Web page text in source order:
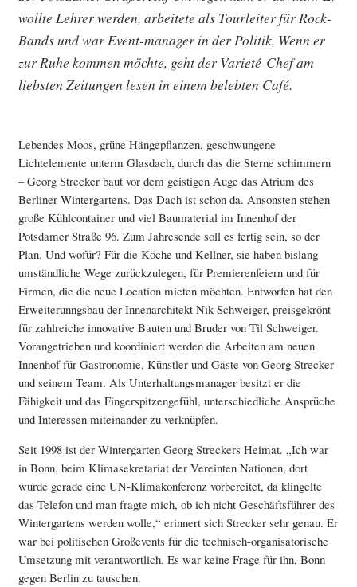
wollte Lehrer werden, arbeitete als Tourleiter für Rock-
Bands und war Event-manager in der Politik. Wenn er
zur Ruhe kommen möchte, geht der Varieté-Chef am
liebsten Zeitungen lesen in einem belebten Café.
Lebendes Moos, grüne Hängepflanzen, geschwungene
Lichtelemente unterm Glasdach, durch das die Sterne schimmern
– Georg Strecker baut vor dem geistigen Auge das Atrium des
Berliner Wintergartens. Das Dach ist schon da. Ansonsten stehen
große Kühlcontainer und viel Baumaterial im Innenhof der
Potsdamer Straße 96. Zum Jahresende soll es fertig sein, so der
Plan. Und wofür? Für die Köche und Kellner, sie haben bislang
umständliche Wege zurückzulegen, für Premierenfeiern und für
Firmen, die die neue Location mieten möchten. Entworfen hat den
Erweiterunngsbau der Innenarchitekt Nik Schweiger, preisgekrönt
für zahlreiche innovative Bauten und Bruder von Til Schweiger.
Vorangetrieben und koordiniert werden die Arbeiten am neuen
Innenhof für Gastronomie, Künstler und Gäste von Georg Strecker
und seinem Team. Als Unterhaltungsmanager besitzt er die
Fähigkeit und das Fingerspitzengefühl, unterschiedliche Ansprüche
und Interessen miteinander zu verknüpfen.
Seit 1998 ist der Wintergarten Georg Streckers Heimat. „Ich war
in Bonn, beim Klimasekretariat der Vereinten Nationen, dort
wurde gerade eine UN-Klimakonferenz vorbereitet, da klingelte
das Telefon und man fragte mich, ob ich nicht Geschäftsführer des
Wintergartens werden wolle,“ erinnert sich Strecker sehr genau. Er
war bei politischen Großevents für die technisch-organisatorische
Umsetzung mit verantwortlich. Es war keine Frage für ihn, Bonn
gegen Berlin zu tauschen.